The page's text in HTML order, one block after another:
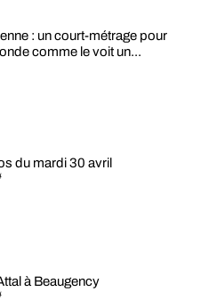
: un court-métrage pour
comme le voit un...
du mardi 30 avril
à Beaugency